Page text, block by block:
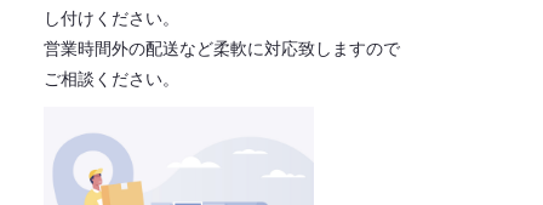
し付けください。
営業時間外の配送など柔軟に対応致しますので
ご相談ください。